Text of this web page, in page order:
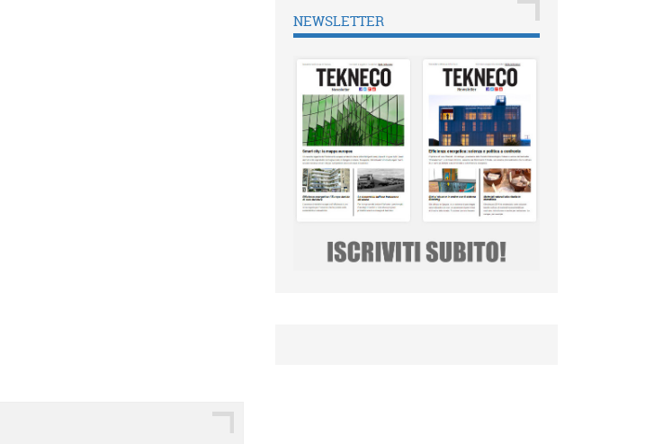
NEWSLETTER